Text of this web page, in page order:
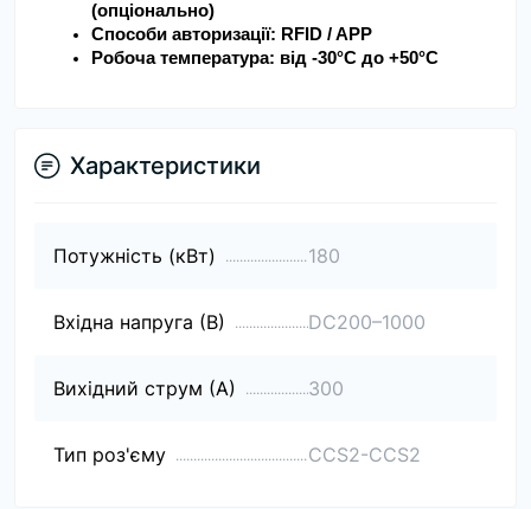
(опціонально)
Способи авторизації: RFID / APP
Робоча температура: від -30°C до +50°C
Характеристики
Потужність (кВт) 180
Вхідна напруга (В) DC200–1000
Вихідний струм (А) 300
Тип роз'єму CCS2-CCS2